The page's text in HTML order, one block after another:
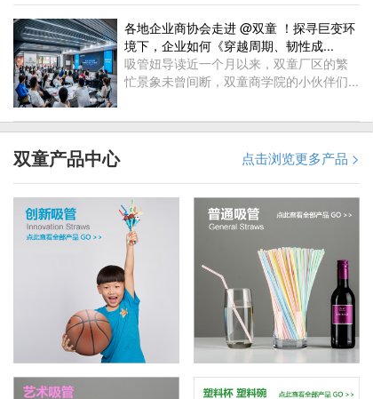
各地企业商协会走进 @双童 ！探寻巨变环
境下，企业如何《穿越周期、韧性成...
吸管妞导读近一个月以来，双童厂区的繁
忙景象未曾间断，双童商学院的小伙伴们...
双童产品中心 点击浏览更多产品 >